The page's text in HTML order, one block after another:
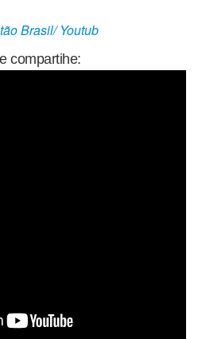
Brasil/ Youtub
compartihe: